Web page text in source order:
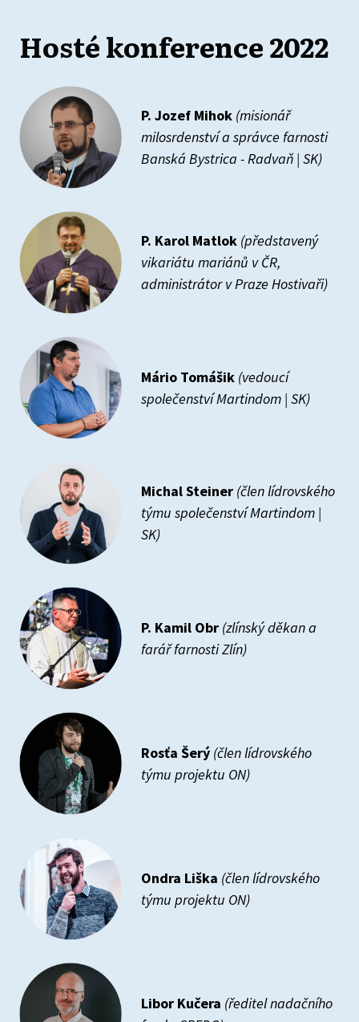
Hosté konference 2022
P. Jozef Mihok (misionář
milosrdenství a správce farnosti
Banská Bystrica - Radvaň | SK)
P. Karol Matlok (představený
vikariátu mariánů v ČR,
administrátor v Praze Hostivaři)
Mário Tomášik (vedoucí
společenství Martindom | SK)
Michal Steiner (člen lídrovského
týmu společenství Martindom |
SK)
P. Kamil Obr (zlínský děkan a
farář farnosti Zlín)
Rosťa Šerý (člen lídrovského
týmu projektu ON)
Ondra Liška (člen lídrovského
týmu projektu ON)
Libor Kučera (ředitel nadačního